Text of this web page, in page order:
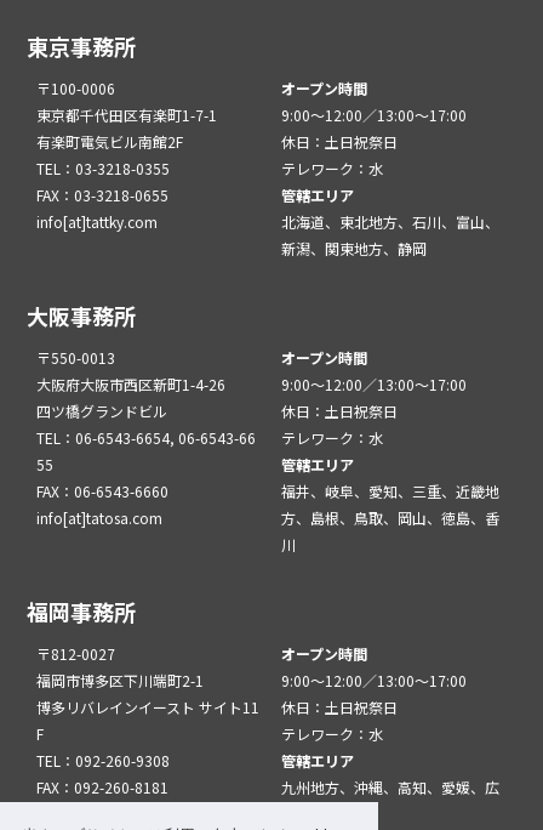
東京事務所
〒100-0006
東京都千代田区有楽町1-7-1
有楽町電気ビル南館2F
TEL：03-3218-0355
FAX：03-3218-0655
info[at]tattky.com
オープン時間
9:00～12:00／13:00～17:00
休日：土日祝祭日
テレワーク：水
管轄エリア
北海道、東北地方、石川、富山、
新潟、関東地方、静岡
大阪事務所
〒550-0013
大阪府大阪市西区新町1-4-26
四ツ橋グランドビル
TEL：06-6543-6654, 06-6543-66
55
FAX：06-6543-6660
info[at]tatosa.com
オープン時間
9:00～12:00／13:00～17:00
休日：土日祝祭日
テレワーク：水
管轄エリア
福井、岐阜、愛知、三重、近畿地
方、島根、鳥取、岡山、徳島、香
川
福岡事務所
〒812-0027
福岡市博多区下川端町2-1
博多リバレインイースト サイト11
F
TEL：092-260-9308
FAX：092-260-8181
オープン時間
9:00～12:00／13:00～17:00
休日：土日祝祭日
テレワーク：水
管轄エリア
九州地方、沖縄、高知、愛媛、広